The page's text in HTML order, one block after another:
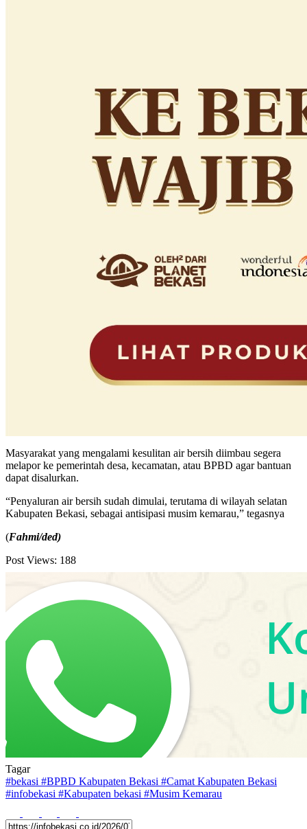
Masyarakat yang mengalami kesulitan air bersih diimbau segera
melapor ke pemerintah desa, kecamatan, atau BPBD agar bantuan
dapat disalurkan.
“Penyaluran air bersih sudah dimulai, terutama di wilayah selatan
Kabupaten Bekasi, sebagai antisipasi musim kemarau,” tegasnya
(Fahmi/ded)
Post Views: 188
Tagar
#bekasi #BPBD Kabupaten Bekasi #Camat Kabupaten Bekasi
#infobekasi #Kabupaten bekasi #Musim Kemarau